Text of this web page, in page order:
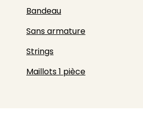
Bandeau
Sans armature
Strings
Maillots 1 pièce